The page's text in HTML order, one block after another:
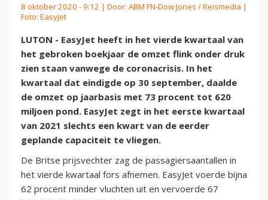
8 oktober 2020 - 9:12 | Door: ABM FN-Dow Jones / Reismedia |
Foto: EasyJet
LUTON - EasyJet heeft in het vierde kwartaal van
het gebroken boekjaar de omzet flink onder druk
zien staan vanwege de coronacrisis. In het
kwartaal dat eindigde op 30 september, daalde
de omzet op jaarbasis met 73 procent tot 620
miljoen pond. EasyJet zegt in het eerste kwartaal
van 2021 slechts een kwart van de eerder
geplande capaciteit te vliegen.
De Britse prijsvechter zag de passagiersaantallen in
het vierde kwartaal fors afnemen. EasyJet voerde bijna
62 procent minder vluchten uit en vervoerde 67